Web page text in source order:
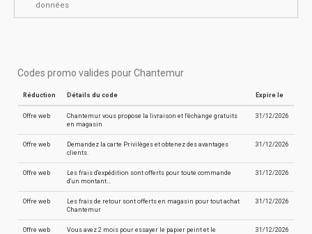
données
Codes promo valides pour Chantemur
Réduction Détails du code Expire le
Offre web
Chantemur vous propose la livraison et l'échange gratuits
en magasin
31/12/2026
Offre web
Demandez la carte Privilèges et obtenez des avantages
clients.
31/12/2026
Offre web
Les frais d'expédition sont offerts pour toute commande
d'un montant…
31/12/2026
Offre web
Les frais de retour sont offerts en magasin pour tout achat
Chantemur
31/12/2026
Offre web
Vous avez 2 mois pour essayer le papier peint et le
31/12/2026